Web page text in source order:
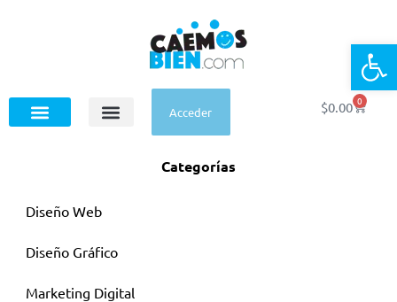
Acceder $0.00 0
Categorías
Diseño Web
Diseño Gráfico
Marketing Digital